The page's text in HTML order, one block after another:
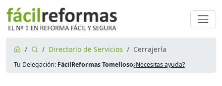
Directorio de Servicios Cerrajería
Tu Delegación: FácilReformas Tomelloso¿Necesitas ayuda?